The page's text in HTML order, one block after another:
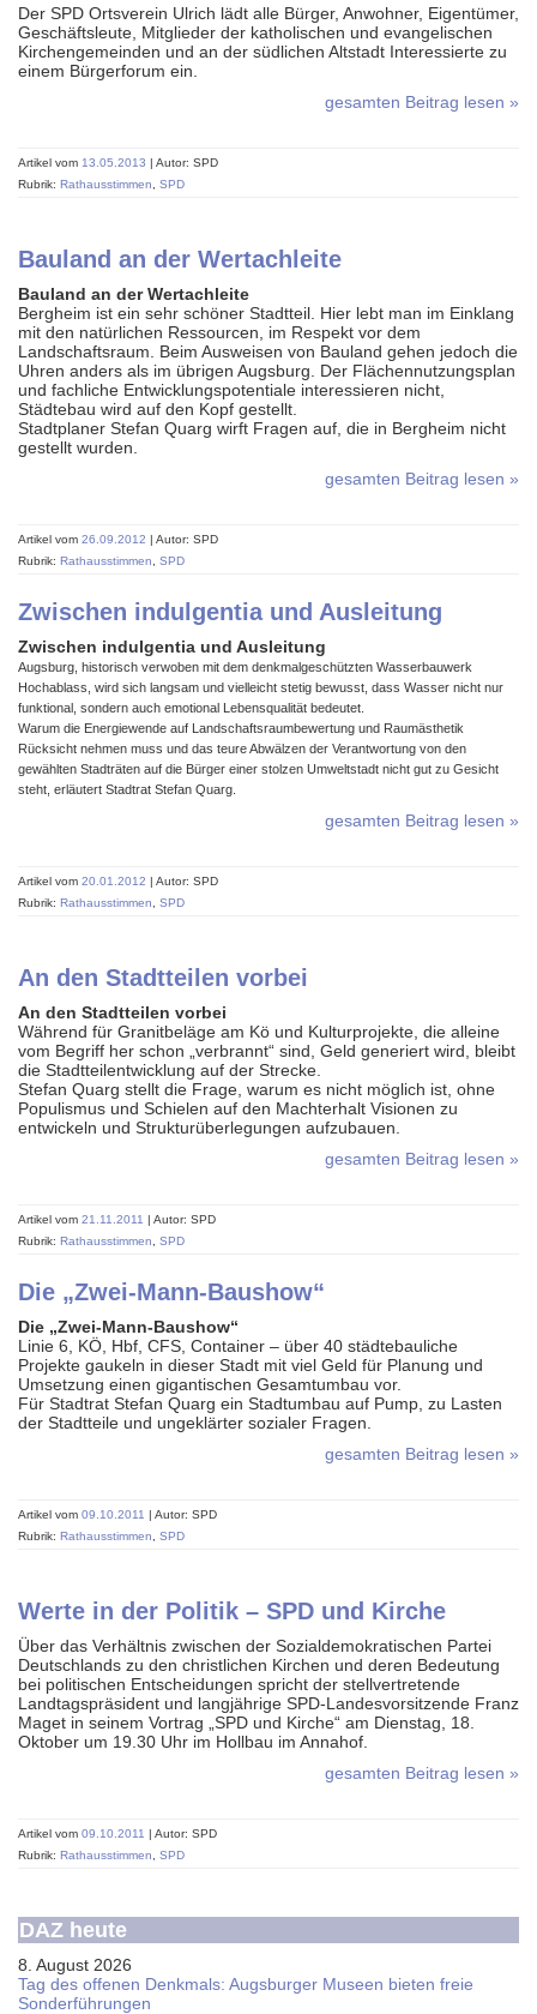
Der SPD Ortsverein Ulrich lädt alle Bürger, Anwohner, Eigentümer,
Geschäftsleute, Mitglieder der katholischen und evangelischen
Kirchengemeinden und an der südlichen Altstadt Interessierte zu
einem Bürgerforum ein.
gesamten Beitrag lesen »
Artikel vom 13.05.2013 | Autor: SPD
Rubrik: Rathausstimmen SPD
Bauland an der Wertachleite
Bauland an der Wertachleite
Bergheim ist ein sehr schöner Stadtteil. Hier lebt man im Einklang
mit den natürlichen Ressourcen, im Respekt vor dem
Landschaftsraum. Beim Ausweisen von Bauland gehen jedoch die
Uhren anders als im übrigen Augsburg. Der Flächen­nut­zungs­plan
und fachliche Ent­wicklungs­potentiale inter­essieren nicht,
Städtebau wird auf den Kopf gestellt.
Stadtplaner Stefan Quarg wirft Fragen auf, die in Bergheim nicht
gestellt wurden.
gesamten Beitrag lesen »
Artikel vom 26.09.2012 | Autor: SPD
Rubrik: Rathausstimmen SPD
Zwischen indulgentia und Ausleitung
Zwischen indulgentia und Ausleitung
Augsburg, historisch verwoben mit dem denkmalgeschützten Wasserbauwerk
Hochablass, wird sich langsam und vielleicht stetig bewusst, dass Wasser nicht nur
funktional, sondern auch emotional Lebensqualität bedeutet.
Warum die Energiewende auf Landschaftsraumbewertung und Raumästhetik
Rücksicht nehmen muss und das teure Abwälzen der Verantwortung von den
gewählten Stadträten auf die Bürger einer stolzen Umweltstadt nicht gut zu Gesicht
steht, erläutert Stadtrat Stefan Quarg.
gesamten Beitrag lesen »
Artikel vom 20.01.2012 | Autor: SPD
Rubrik: Rathausstimmen SPD
An den Stadtteilen vorbei
An den Stadtteilen vorbei
Während für Granitbeläge am Kö und Kulturprojekte, die alleine
vom Begriff her schon „verbrannt“ sind, Geld generiert wird, bleibt
die Stadtteilentwicklung auf der Strecke.
Stefan Quarg stellt die Frage, warum es nicht möglich ist, ohne
Populismus und Schielen auf den Machterhalt Visionen zu
entwickeln und Strukturüberlegungen aufzubauen.
gesamten Beitrag lesen »
Artikel vom 21.11.2011 | Autor: SPD
Rubrik: Rathausstimmen SPD
Die „Zwei-Mann-Baushow“
Die „Zwei-Mann-Baushow“
Linie 6, KÖ, Hbf, CFS, Container – über 40 städtebauliche
Projekte gaukeln in dieser Stadt mit viel Geld für Planung und
Umsetzung einen gigantischen Gesamtumbau vor.
Für Stadtrat Stefan Quarg ein Stadtumbau auf Pump, zu Lasten
der Stadtteile und ungeklärter sozialer Fragen.
gesamten Beitrag lesen »
Artikel vom 09.10.2011 | Autor: SPD
Rubrik: Rathausstimmen SPD
Werte in der Politik – SPD und Kirche
Über das Verhältnis zwischen der Sozialdemokratischen Partei
Deutschlands zu den christlichen Kirchen und deren Bedeutung
bei politischen Entscheidungen spricht der stellvertretende
Landtagspräsident und langjährige SPD-Landesvorsitzende Franz
Maget in seinem Vortrag „SPD und Kirche“ am Dienstag, 18.
Oktober um 19.30 Uhr im Hollbau im Annahof.
gesamten Beitrag lesen »
Artikel vom 09.10.2011 | Autor: SPD
Rubrik: Rathausstimmen SPD
DAZ heute
8. August 2026
Tag des offenen Denkmals: Augsburger Museen bieten freie
Sonderführungen